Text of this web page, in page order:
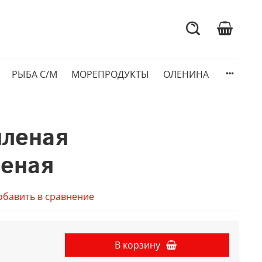
РЫБА С/М МОРЕПРОДУКТЫ ОЛЕНИНА
в сравнение
В корзину